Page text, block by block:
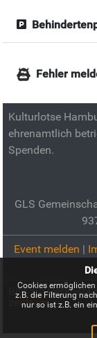
Fehler
Kulturlotse
ehrenamtlich
Spenden.
GLS
Event melden |
Bild zur
zentrum
Cookies
z.B. die Filterung
nur so ist z.B. ein